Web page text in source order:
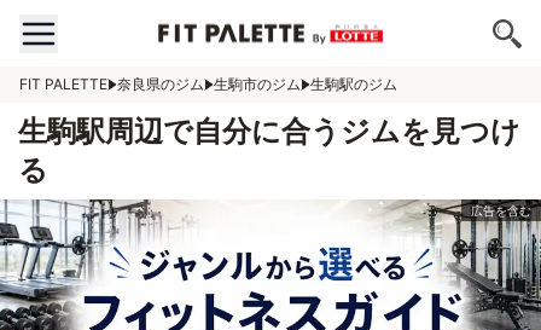
FIT PALETTE 奈良県のジム 生駒市のジム 生駒駅のジム
生駒駅周辺で自分に合うジムを見つけ
る